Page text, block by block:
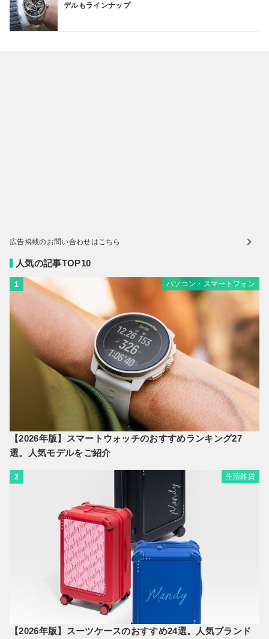
デルもラインナップ
広告掲載のお問い合わせはこちら
人気の記事TOP10
1 パソコン・スマートフォン
【2026年版】スマートウォッチのおすすめランキング27
選。人気モデルをご紹介
2 生活雑貨
【2026年版】スーツケースのおすすめ24選。人気ブランド